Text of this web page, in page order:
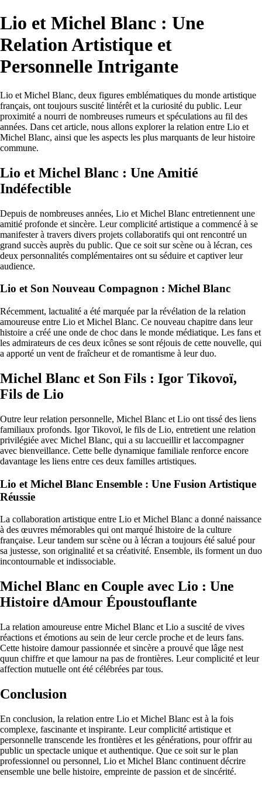
Lio et Michel Blanc : Une
Relation Artistique et
Personnelle Intrigante
Lio et Michel Blanc, deux figures emblématiques du monde artistique
français, ont toujours suscité lintérêt et la curiosité du public. Leur
proximité a nourri de nombreuses rumeurs et spéculations au fil des
années. Dans cet article, nous allons explorer la relation entre Lio et
Michel Blanc, ainsi que les aspects les plus marquants de leur histoire
commune.
Lio et Michel Blanc : Une Amitié
Indéfectible
Depuis de nombreuses années, Lio et Michel Blanc entretiennent une
amitié profonde et sincère. Leur complicité artistique a commencé à se
manifester à travers divers projets collaboratifs qui ont rencontré un
grand succès auprès du public. Que ce soit sur scène ou à lécran, ces
deux personnalités complémentaires ont su séduire et captiver leur
audience.
Lio et Son Nouveau Compagnon : Michel Blanc
Récemment, lactualité a été marquée par la révélation de la relation
amoureuse entre Lio et Michel Blanc. Ce nouveau chapitre dans leur
histoire a créé une onde de choc dans le monde médiatique. Les fans et
les admirateurs de ces deux icônes se sont réjouis de cette nouvelle, qui
a apporté un vent de fraîcheur et de romantisme à leur duo.
Michel Blanc et Son Fils : Igor Tikovoï,
Fils de Lio
Outre leur relation personnelle, Michel Blanc et Lio ont tissé des liens
familiaux profonds. Igor Tikovoï, le fils de Lio, entretient une relation
privilégiée avec Michel Blanc, qui a su laccueillir et laccompagner
avec bienveillance. Cette belle dynamique familiale renforce encore
davantage les liens entre ces deux familles artistiques.
Lio et Michel Blanc Ensemble : Une Fusion Artistique
Réussie
La collaboration artistique entre Lio et Michel Blanc a donné naissance
à des œuvres mémorables qui ont marqué lhistoire de la culture
française. Leur tandem sur scène ou à lécran a toujours été salué pour
sa justesse, son originalité et sa créativité. Ensemble, ils forment un duo
incontournable et indissociable.
Michel Blanc en Couple avec Lio : Une
Histoire dAmour Époustouflante
La relation amoureuse entre Michel Blanc et Lio a suscité de vives
réactions et émotions au sein de leur cercle proche et de leurs fans.
Cette histoire damour passionnée et sincère a prouvé que lâge nest
quun chiffre et que lamour na pas de frontières. Leur complicité et leur
affection mutuelle ont été célébrées par tous.
Conclusion
En conclusion, la relation entre Lio et Michel Blanc est à la fois
complexe, fascinante et inspirante. Leur complicité artistique et
personnelle transcende les frontières et les générations, pour offrir au
public un spectacle unique et authentique. Que ce soit sur le plan
professionnel ou personnel, Lio et Michel Blanc continuent décrire
ensemble une belle histoire, empreinte de passion et de sincérité.